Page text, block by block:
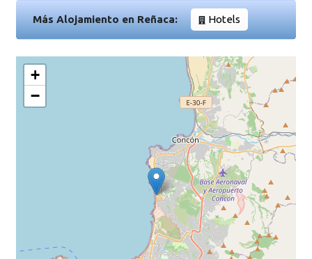
Más Alojamiento en Reñaca: Hotels
+
−